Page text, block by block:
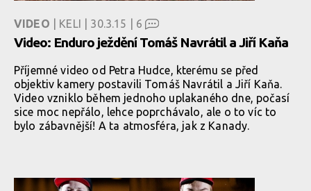
VIDEO | KELI | 30.3.15 | 6
Video: Enduro ježdění Tomáš Navrátil a Jiří Kaňa
Příjemné video od Petra Hudce, kterému se před
objektiv kamery postavili Tomáš Navrátil a Jiří Kaňa.
Video vzniklo během jednoho uplakaného dne, počasí
sice moc nepřálo, lehce poprchávalo, ale o to víc to
bylo zábavnější! A ta atmosféra, jak z Kanady.